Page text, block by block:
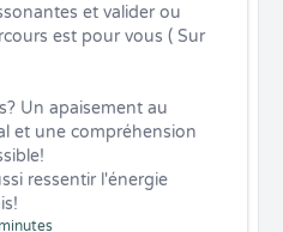
et valider ou
est pour vous ( Sur
Un apaisement au
et une compréhension
ressentir l'énergie